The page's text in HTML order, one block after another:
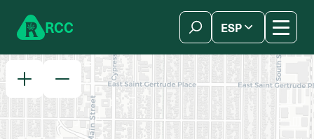
RCC ESP